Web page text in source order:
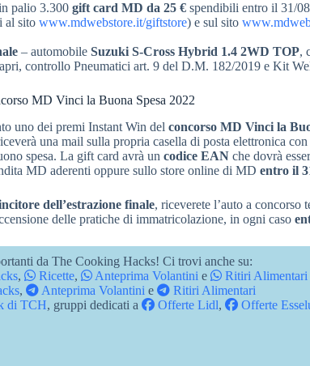
palio 3.300 gift card MD da 25 € spendibili entro il 31/
al sito www.mdwebstore.it/giftstore) e sul sito
– automobile Suzuki S-Cross Hybrid 1.4 2WD TOP,
controllo Pneumatici art. 9 del D.M. 182/2019 e Kit
MD Vinci la Buona Spesa 2022
uno dei premi Instant Win del concorso MD Vinci la
una mail sulla propria casella di posta elettronica
spesa. La gift card avrà un codice EAN che dovrà
MD aderenti oppure sullo store online di MD entro il
dell’estrazione finale, riceverete l’auto a concorso
delle pratiche di immatricolazione, in ogni caso
da The Cooking Hacks! Ci trovi anche su:
, Ricette, Anteprima Volantini e
Ritiri Alimentari
, Anteprima Volantini e
Ritiri Alimentari
di TCH, gruppi dedicati a Offerte Lidl, Offerte